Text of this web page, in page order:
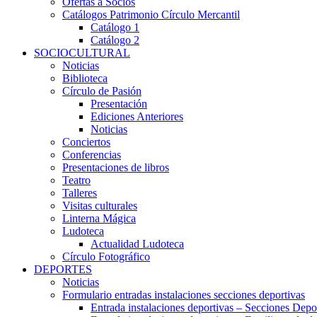
Catálogos Patrimonio Círculo Mercantil
Catálogo 1
Catálogo 2
SOCIOCULTURAL
Noticias
Biblioteca
Círculo de Pasión
Presentación
Ediciones Anteriores
Noticias
Conciertos
Conferencias
Presentaciones de libros
Teatro
Talleres
Visitas culturales
Linterna Mágica
Ludoteca
Actualidad Ludoteca
Círculo Fotográfico
DEPORTES
Noticias
Formulario entradas instalaciones secciones deportivas
Entrada instalaciones deportivas – Secciones